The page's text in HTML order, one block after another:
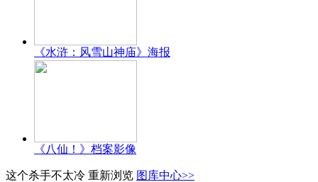
《水浒：风雪山神庙》海报
《八仙！》档案影像
这个杀手不太冷 重新浏览 图库中心>>